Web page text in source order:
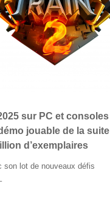
sur PC et consoles
jouable de la suite
d’exemplaires
son lot de nouveaux défis